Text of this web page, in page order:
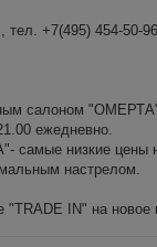
+7(495) 454-50-
салоном
ежедневно.
низкие цены
настрелом.
IN" на новое